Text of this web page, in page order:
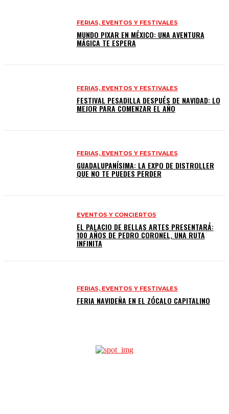
FERIAS, EVENTOS Y FESTIVALES
MUNDO PIXAR EN MÉXICO: UNA AVENTURA
MÁGICA TE ESPERA
FERIAS, EVENTOS Y FESTIVALES
FESTIVAL PESADILLA DESPUÉS DE NAVIDAD: LO
MEJOR PARA COMENZAR EL AÑO
FERIAS, EVENTOS Y FESTIVALES
GUADALUPANÍSIMA: LA EXPO DE DISTROLLER
QUE NO TE PUEDES PERDER
EVENTOS Y CONCIERTOS
EL PALACIO DE BELLAS ARTES PRESENTARÁ:
100 AÑOS DE PEDRO CORONEL, UNA RUTA
INFINITA
FERIAS, EVENTOS Y FESTIVALES
FERIA NAVIDEÑA EN EL ZÓCALO CAPITALINO